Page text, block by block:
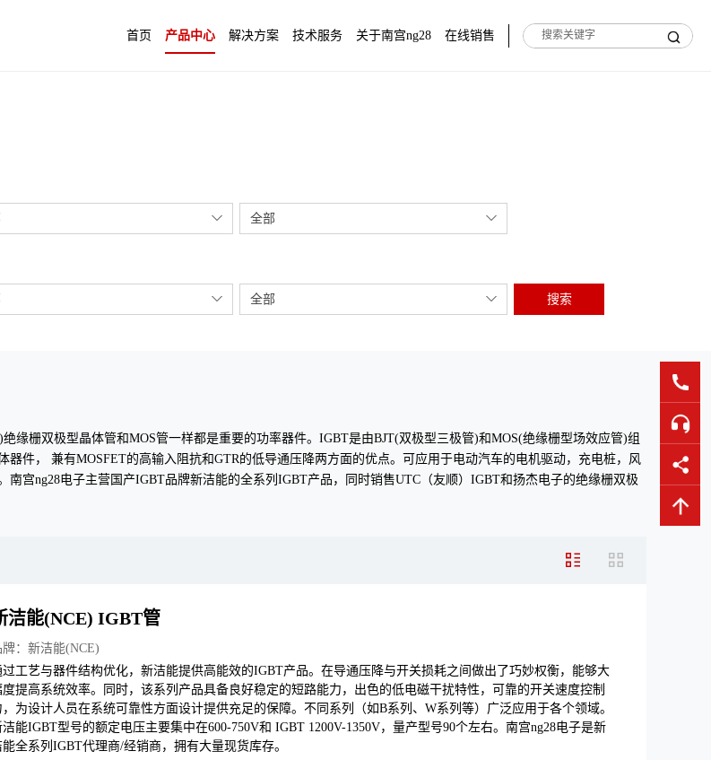
首页 产品中心 解决方案 技术服务 关于南宫ng28 在线销售
全部
全部 搜索
绝缘栅双极型晶体管和MOS管一样都是重要的功率器件。IGBT是由BJT(双极型三极管)和MOS(绝缘栅型场效应管)组
器件， 兼有MOSFET的高输入阻抗和GTR的低导通压降两方面的优点。可应用于电动汽车的电机驱动，充电桩，风
南宫ng28电子主营国产IGBT品牌新洁能的全系列IGBT产品，同时销售UTC（友顺）IGBT和扬杰电子的绝缘栅双极
洁能(NCE) IGBT管
： 新洁能(NCE)
过工艺与器件结构优化，新洁能提供高能效的IGBT产品。在导通压降与开关损耗之间做出了巧妙权衡，能够大
度提高系统效率。同时，该系列产品具备良好稳定的短路能力，出色的低电磁干扰特性，可靠的开关速度控制
，为设计人员在系统可靠性方面设计提供充足的保障。不同系列（如B系列、W系列等）广泛应用于各个领域。
洁能IGBT型号的额定电压主要集中在600-750V和 IGBT 1200V-1350V，量产型号90个左右。南宫ng28电子是新
能全系列IGBT代理商/经销商，拥有大量现货库存。